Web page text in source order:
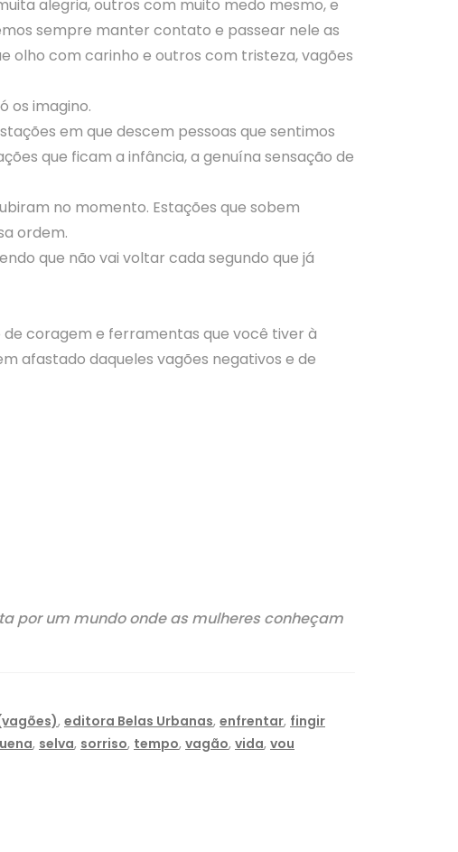
alegria, outros com muito medo mesmo, e
sempre manter contato e passear nele as
olho com carinho e outros com tristeza, vagões
os imagino.
em que descem pessoas que sentimos
que ficam a infância, a genuína sensação de
no momento. Estações que sobem
ordem.
que não vai voltar cada segundo que já
de coragem e ferramentas que você tiver à
afastado daqueles vagões negativos e de
por um mundo onde as mulheres conheçam
, editora Belas Urbanas, enfrentar, fingir
, selva, sorriso, tempo, vagão, vida, vou